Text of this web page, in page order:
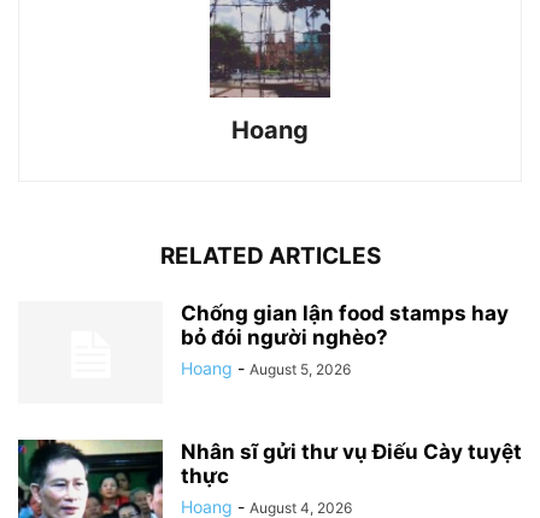
Hoang
RELATED ARTICLES
Chống gian lận food stamps hay
bỏ đói người nghèo?
Hoang - August 5, 2026
Nhân sĩ gửi thư vụ Điếu Cày tuyệt
thực
Hoang - August 4, 2026